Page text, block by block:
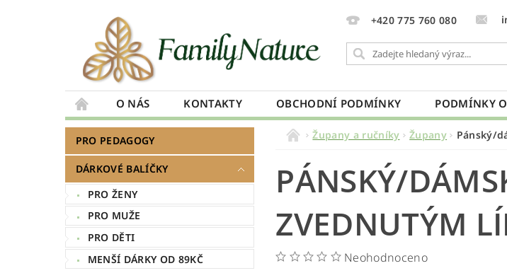
+420 775 760 080
O NÁS KONTAKTY OBCHODNÍ PODMÍNKY PODMÍNKY
PRO PEDAGOGY
DÁRKOVÉ BALÍČKY
PRO ŽENY
PRO MUŽE
PRO DĚTI
MENŠÍ DÁRKY OD 89KČ
Župany a ručníky Župany Pánský/
PÁNSKÝ/
ZVEDNUTÝM
Neohodnoceno